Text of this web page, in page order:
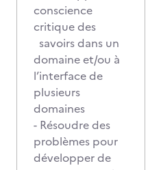
conscience
critique des
savoirs dans un
domaine et/ou à
l’interface de
plusieurs
domaines
- Résoudre des
problèmes pour
développer de